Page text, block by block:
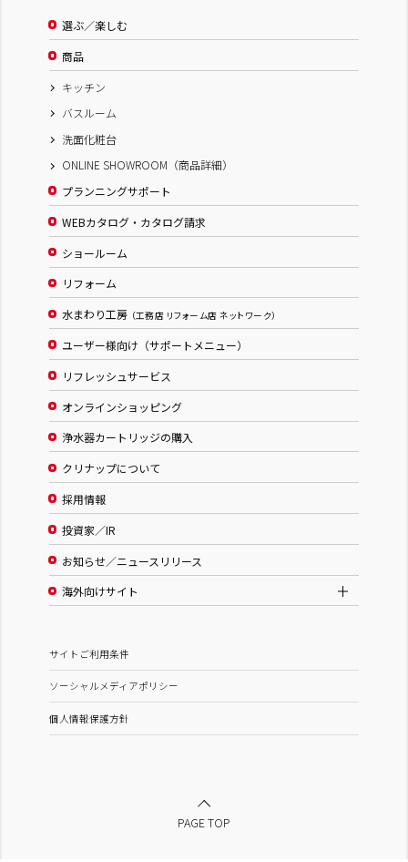
選ぶ／楽しむ
商品
キッチン
バスルーム
洗面化粧台
ONLINE SHOWROOM（商品詳細）
プランニングサポート
WEBカタログ・カタログ請求
ショールーム
リフォーム
水まわり工房 （工務店 リフォーム店 ネットワーク）
ユーザー様向け（サポートメニュー）
リフレッシュサービス
オンラインショッピング
浄水器カートリッジの購入
クリナップについて
採用情報
投資家／IR
お知らせ／ニュースリリース
海外向けサイト
サイトご利用条件
ソーシャルメディアポリシー
個人情報保護方針
PAGE TOP